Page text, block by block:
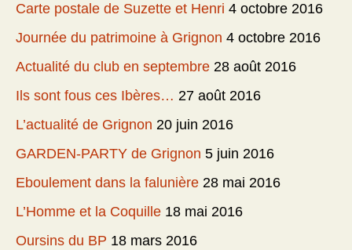
Carte postale de Suzette et Henri 4 octobre 2016
Journée du patrimoine à Grignon 4 octobre 2016
Actualité du club en septembre 28 août 2016
Ils sont fous ces Ibères… 27 août 2016
L’actualité de Grignon 20 juin 2016
GARDEN-PARTY de Grignon 5 juin 2016
Eboulement dans la falunière 28 mai 2016
L’Homme et la Coquille 18 mai 2016
Oursins du BP 18 mars 2016